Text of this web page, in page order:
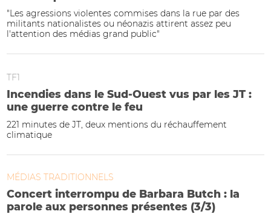
"Les agressions violentes commises dans la rue par des
militants nationalistes ou néonazis attirent assez peu
l'attention des médias grand public"
TF1
Incendies dans le Sud-Ouest vus par les JT :
une guerre contre le feu
221 minutes de JT, deux mentions du réchauffement
climatique
MÉDIAS TRADITIONNELS
Concert interrompu de Barbara Butch : la
parole aux personnes présentes (3/3)